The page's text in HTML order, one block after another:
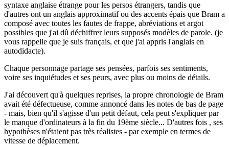
syntaxe anglaise étrange pour les persos étrangers, tandis que
d'autres ont un anglais approximatif ou des accents épais que Bram a
composé avec toutes les fautes de frappe, abréviations et argot
possibles que j'ai dû déchiffrer leurs supposés modèles de parole. (je
vous rappelle que je suis français, et que j'ai appris l'anglais en
autodidacte).
Chaque personnage partage ses pensées, parfois ses sentiments,
voire ses inquiétudes et ses peurs, avec plus ou moins de détails.
J'ai découvert qu'à quelques reprises, la propre chronologie de Bram
avait été défectueuse, comme annoncé dans les notes de bas de page
- mais, bien qu'il s'agisse d'un petit défaut, cela peut s'expliquer par
le manque d'ordinateurs à la fin du 19ème siècle... D'autres fois , ses
hypothèses n'étaient pas très réalistes - par exemple en termes de
vitesse de déplacement.